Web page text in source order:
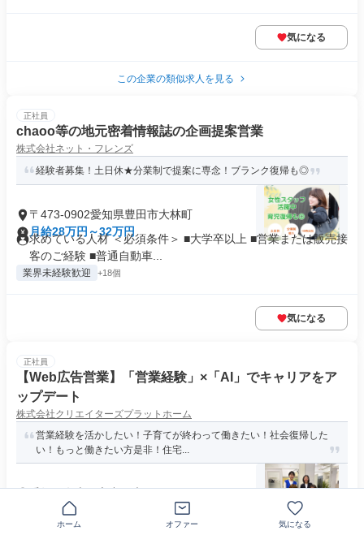
気になる
この企業の類似求人を見る
正社員
chaoo等の地元密着情報誌の企画提案営業
株式会社ネット・フレンズ
経験者募集！土日休★分業制で提案に専念！ブランク復帰も◎
〒473-0902愛知県豊田市大林町
月給28万円～32万円
求めている人材 ＜必須条件＞ ■大学卒以上 ■営業または販売接
客のご経験 ■普通自動車...
業界未経験歓迎 +18個
気になる
正社員
【Web広告営業】「営業経験」×「AI」でキャリアをア
ップデート
株式会社クリエイターズプラットホーム
営業経験を活かしたい！子育てが終わって働きたい！社会復帰した
い！もっと働きたい方是非！住宅...
愛知県名古屋市中区大須
月給27万円～30万円
求める人材: 《 応募条件・こんなあなたへ 》 ◆ 必須条件：基
ホーム オファー 気になる